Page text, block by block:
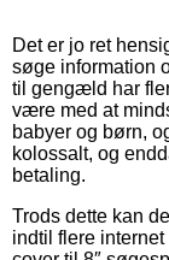
Det er jo ret
søge information
til gengæld har
være med at
babyer og børn,
kolossalt, og
betaling.
Trods dette kan
indtil flere